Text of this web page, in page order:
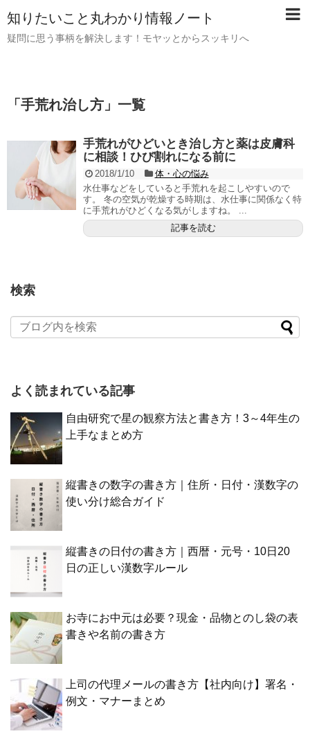
知りたいこと丸わかり情報ノート
疑問に思う事柄を解決します！モヤッとからスッキリへ
「 手荒れ治し方 」 一覧
手荒れがひどいとき治し方と薬は皮膚科
に相談！ひび割れになる前に
2018/1/10
体・心の悩み
水仕事などをしていると手荒れを起こしやすいので
す。 冬の空気が乾燥する時期は、水仕事に関係なく特
に手荒れがひどくなる気がしますね。 ...
記事を読む
検索
よく読まれている記事
自由研究で星の観察方法と書き方！3～4年生の
上手なまとめ方
縦書きの数字の書き方｜住所・日付・漢数字の
使い分け総合ガイド
縦書きの日付の書き方｜西暦・元号・10日20
日の正しい漢数字ルール
お寺にお中元は必要？現金・品物とのし袋の表
書きや名前の書き方
上司の代理メールの書き方【社内向け】署名・
例文・マナーまとめ